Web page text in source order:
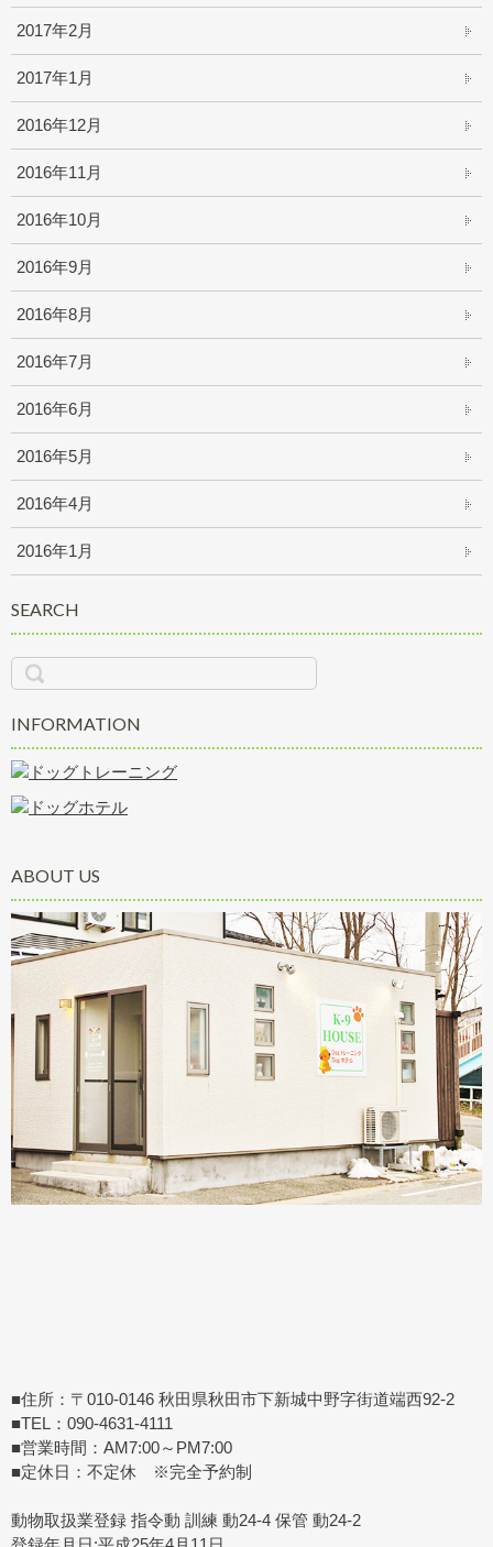
2017年2月
2017年1月
2016年12月
2016年11月
2016年10月
2016年9月
2016年8月
2016年7月
2016年6月
2016年5月
2016年4月
2016年1月
SEARCH
INFORMATION
ABOUT US
■住所：〒010-0146 秋田県秋田市下新城中野字街道端西92-2
■TEL：090-4631-4111
■営業時間：AM7:00～PM7:00
■定休日：不定休 ※完全予約制
動物取扱業登録 指令動 訓練 動24-4 保管 動24-2